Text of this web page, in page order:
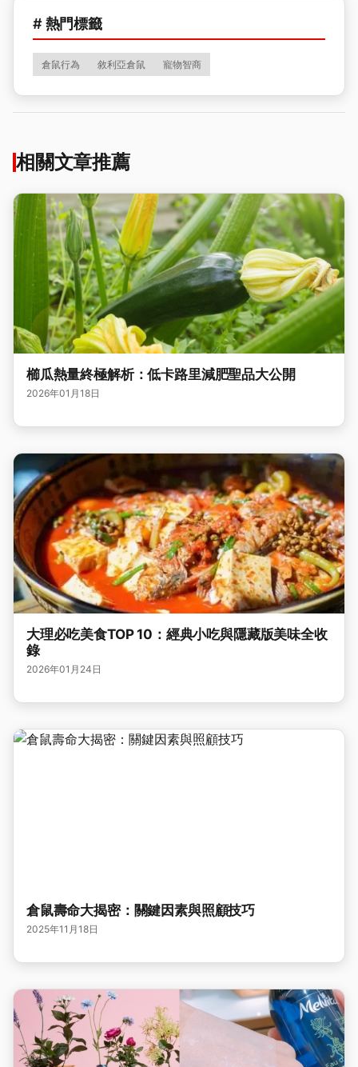
# 熱門標籤
倉鼠行為 敘利亞倉鼠 寵物智商
相關文章推薦
櫛瓜熱量終極解析：低卡路里減肥聖品大公開
2026年01月18日
大理必吃美食TOP 10：經典小吃與隱藏版美味全收
錄
2026年01月24日
倉鼠壽命大揭密：關鍵因素與照顧技巧
2025年11月18日